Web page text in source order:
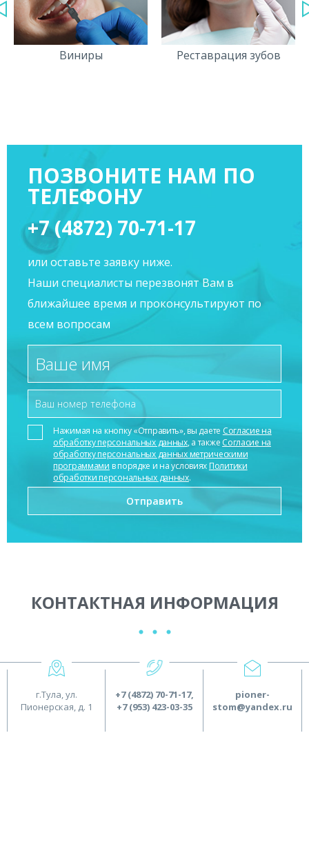
Виниры Реставрация зубов
ПОЗВОНИТЕ НАМ ПО
ТЕЛЕФОНУ
+7 (4872) 70-71-17
или оставьте заявку ниже.
Наши специалисты перезвонят Вам в
ближайшее время и проконсультируют по
всем вопросам
Нажимая на кнопку «Отправить», вы даете Согласие на
обработку персональных данных, а также Согласие на
обработку персональных данных метрическими
программами в порядке и на условиях Политики
обработки персональных данных.
КОНТАКТНАЯ ИНФОРМАЦИЯ
г.Тула, ул.
Пионерская, д. 1
+7 (4872) 70-71-17,
+7 (953) 423-03-35
pioner-
stom@yandex.ru